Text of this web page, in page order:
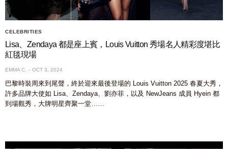
CELEBRITIES
Lisa、Zendaya 都是座上賓，Louis Vuitton 秀場名人精彩度堪比
紅毯現場
EMMA C. OCT 3, 2024
巴黎時裝周來到尾聲，終於迎來最後登場的 Louis Vuitton 2025 春夏大秀，
許多品牌大使如 Lisa、Zendaya、劉亦菲，以及 NewJeans 成員 Hyein 都
到場觀秀，大牌明星齊聚一堂……